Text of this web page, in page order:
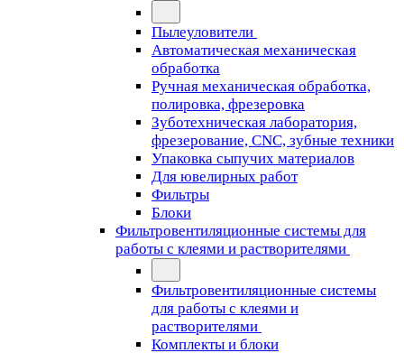
Пылеуловители
Автоматическая механическая
обработка
Ручная механическая обработка,
полировка, фрезеровка
Зуботехническая лаборатория,
фрезерование, CNC, зубные техники
Упаковка сыпучих материалов
Для ювелирных работ
Фильтры
Блоки
Фильтровентиляционные системы для
работы с клеями и растворителями
Фильтровентиляционные системы
для работы с клеями и
растворителями
Комплекты и блоки